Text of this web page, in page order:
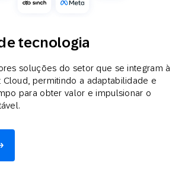
tecnologia
soluções do setor que se integram à
Cloud, permitindo a adaptabilidade e
para obter valor e impulsionar o